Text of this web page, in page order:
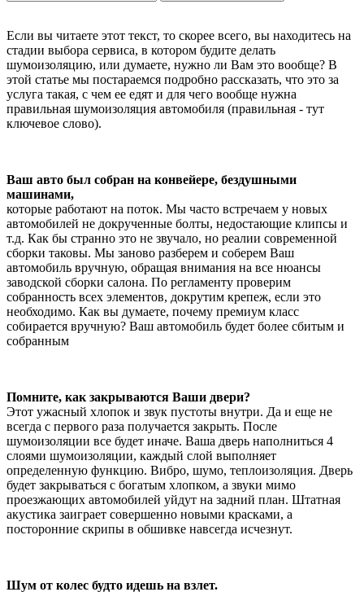
Если вы читаете этот текст, то скорее всего, вы находитесь на
стадии выбора сервиса, в котором будите делать
шумоизоляцию, или думаете, нужно ли Вам это вообще? В
этой статье мы постараемся подробно рассказать, что это за
услуга такая, с чем ее едят и для чего вообще нужна
правильная шумоизоляция автомобиля (правильная - тут
ключевое слово).
Ваш авто был собран на конвейере, бездушными
машинами,
которые работают на поток. Мы часто встречаем у новых
автомобилей не докрученные болты, недостающие клипсы и
т.д. Как бы странно это не звучало, но реалии современной
сборки таковы. Мы заново разберем и соберем Ваш
автомобиль вручную, обращая внимания на все нюансы
заводской сборки салона. По регламенту проверим
собранность всех элементов, докрутим крепеж, если это
необходимо. Как вы думаете, почему премиум класс
собирается вручную? Ваш автомобиль будет более сбитым и
собранным
Помните, как закрываются Ваши двери?
Этот ужасный хлопок и звук пустоты внутри. Да и еще не
всегда с первого раза получается закрыть. После
шумоизоляции все будет иначе. Ваша дверь наполниться 4
слоями шумоизоляции, каждый слой выполняет
определенную функцию. Вибро, шумо, теплоизоляция. Дверь
будет закрываться с богатым хлопком, а звуки мимо
проезжающих автомобилей уйдут на задний план. Штатная
акустика заиграет совершенно новыми красками, а
посторонние скрипы в обшивке навсегда исчезнут.
Шум от колес будто идешь на взлет.